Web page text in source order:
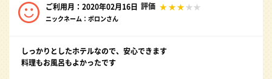
ご利用月：2020年02月16日 評価
ニックネーム：ポロンさん
しっかりとしたホテルなので、安心できます
料理もお風呂もよかったです